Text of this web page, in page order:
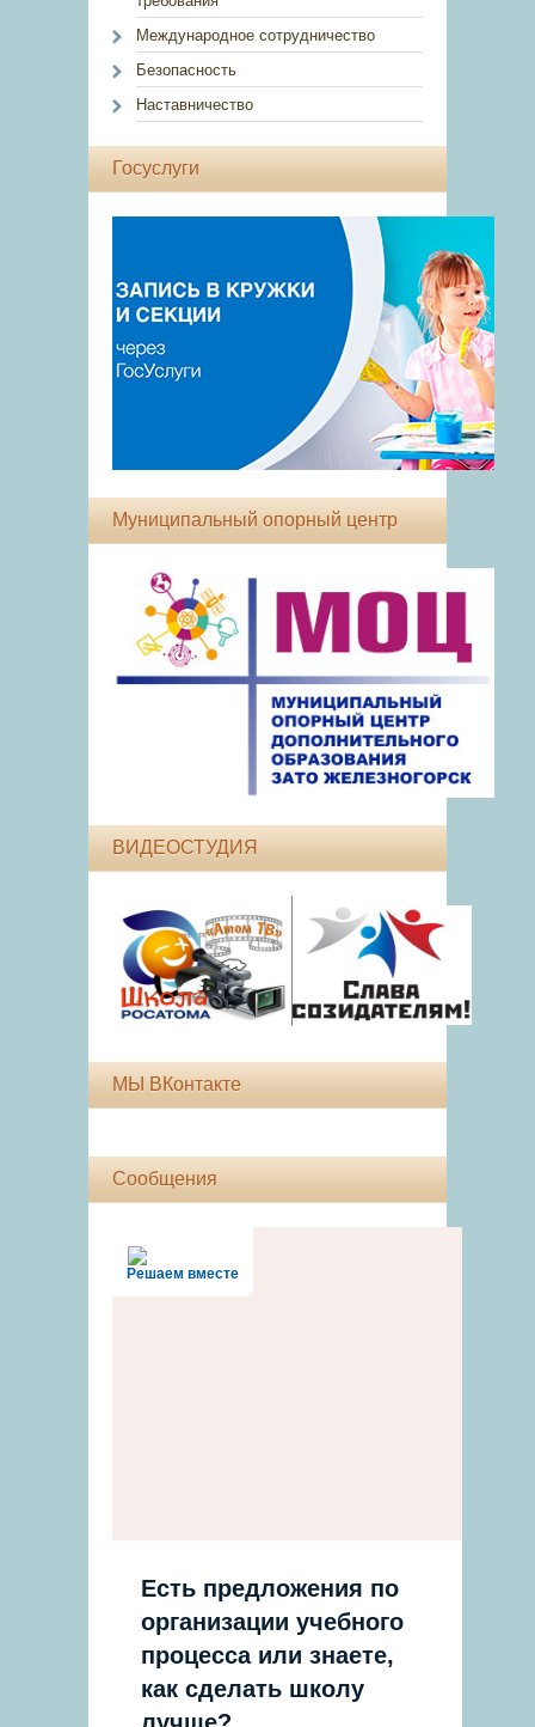
Международное сотрудничество
Безопасность
Наставничество
Госуслуги
Муниципальный опорный центр
ВИДЕОСТУДИЯ
МЫ ВКонтакте
Сообщения
Решаем вместе
Есть предложения по
организации учебного
процесса или знаете,
как сделать школу